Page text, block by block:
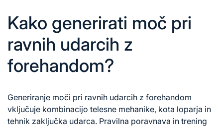
Kako generirati moč pri
ravnih udarcih z
forehandom?
Generiranje moči pri ravnih udarcih z forehandom
vključuje kombinacijo telesne mehanike, kota loparja in
tehnik zaključka udarca. Pravilna poravnava in trening